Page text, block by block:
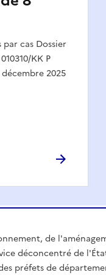
cas Dossier
KK P
2025
de
déconcentré de
préfets de